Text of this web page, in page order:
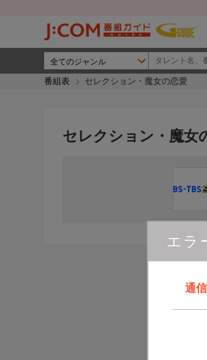
番組表 セレクション・魔女の恋愛
エラ
通
セレクション・魔女